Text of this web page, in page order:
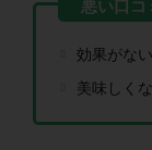
効果がない
美味しく